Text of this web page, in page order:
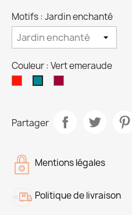
Motifs : Jardin enchanté
Couleur : Vert emeraude
Partager
Mentions légales
Politique de livraison